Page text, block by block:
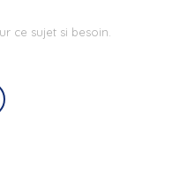
ce sujet si besoin.